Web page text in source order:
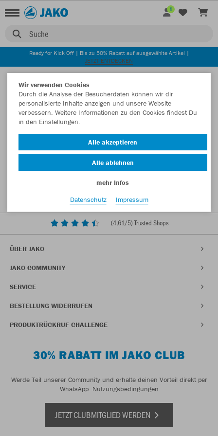
Suche
1
Ready for Kick Off | Bis zu 50% Rabatt auf ausgewählte Artikel |
JETZT ENTDECKEN
(4,61/5) Trusted Shops
ÜBER JAKO
JAKO COMMUNITY
SERVICE
BESTELLUNG WIDERRUFEN
PRODUKTRÜCKRUF CHALLENGE
30% RABATT IM JAKO CLUB
Werde Teil unserer Community und erhalte deinen Vorteil direkt per
WhatsApp. Nutzungsbedingungen
JETZT CLUBMITGLIED WERDEN
Wir verwenden Cookies
Durch die Analyse der Besucherdaten können wir dir
personalisierte Inhalte anzeigen und unsere Website
verbessern. Weitere Informationen zu den Cookies findest Du
in den Einstellungen.
Alle akzeptieren
Alle ablehnen
mehr Infos
Datenschutz
Impressum